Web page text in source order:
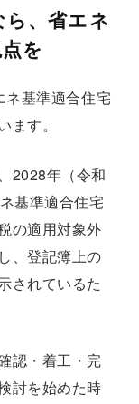
、省エネ
を
基準適合住宅
す。
2028年（令和
基準適合住宅
の適用対象外
、登記簿上の
されているた
認・着工・完
討を始めた時